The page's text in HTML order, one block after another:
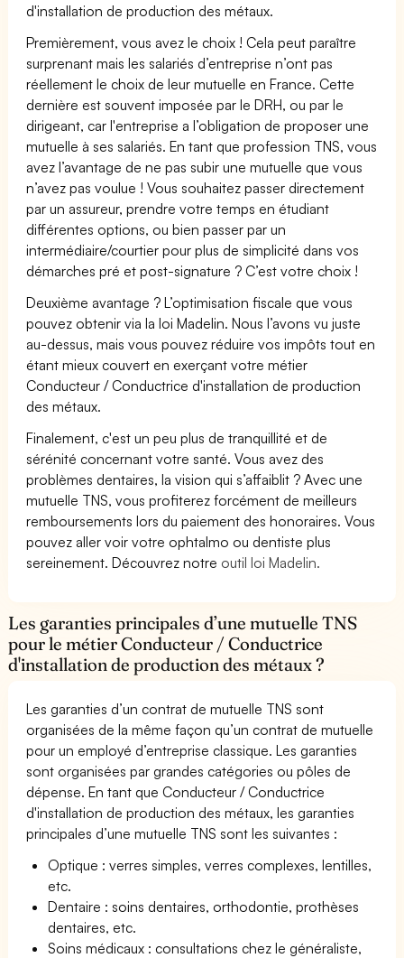
d'installation de production des métaux.
Premièrement, vous avez le choix ! Cela peut paraître
surprenant mais les salariés d’entreprise n’ont pas
réellement le choix de leur mutuelle en France. Cette
dernière est souvent imposée par le DRH, ou par le
dirigeant, car l'entreprise a l’obligation de proposer une
mutuelle à ses salariés. En tant que profession TNS, vous
avez l’avantage de ne pas subir une mutuelle que vous
n’avez pas voulue ! Vous souhaitez passer directement
par un assureur, prendre votre temps en étudiant
différentes options, ou bien passer par un
intermédiaire/courtier pour plus de simplicité dans vos
démarches pré et post-signature ? C’est votre choix !
Deuxième avantage ? L’optimisation fiscale que vous
pouvez obtenir via la loi Madelin. Nous l’avons vu juste
au-dessus, mais vous pouvez réduire vos impôts tout en
étant mieux couvert en exerçant votre métier
Conducteur / Conductrice d'installation de production
des métaux.
Finalement, c'est un peu plus de tranquillité et de
sérénité concernant votre santé. Vous avez des
problèmes dentaires, la vision qui s’affaiblit ? Avec une
mutuelle TNS, vous profiterez forcément de meilleurs
remboursements lors du paiement des honoraires. Vous
pouvez aller voir votre ophtalmo ou dentiste plus
sereinement. Découvrez notre outil loi Madelin.
Les garanties principales d’une mutuelle TNS
pour le métier Conducteur / Conductrice
d'installation de production des métaux ?
Les garanties d’un contrat de mutuelle TNS sont
organisées de la même façon qu’un contrat de mutuelle
pour un employé d’entreprise classique. Les garanties
sont organisées par grandes catégories ou pôles de
dépense. En tant que Conducteur / Conductrice
d'installation de production des métaux, les garanties
principales d’une mutuelle TNS sont les suivantes :
Optique : verres simples, verres complexes, lentilles,
etc.
Dentaire : soins dentaires, orthodontie, prothèses
dentaires, etc.
Soins médicaux : consultations chez le généraliste,